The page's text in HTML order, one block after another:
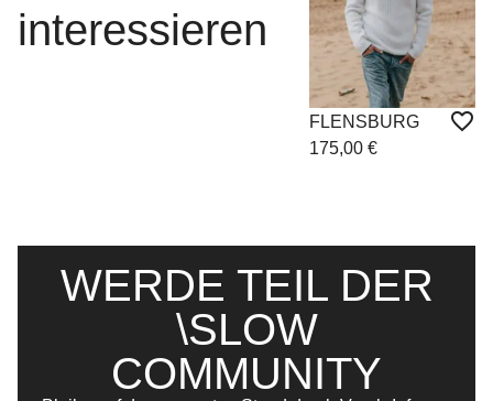
interessieren
FLENSBURG
175,00 €
WERDE TEIL DER
\SLOW
COMMUNITY